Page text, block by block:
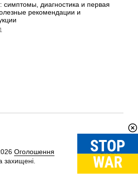
симптомы, диагностика и первая
рекомендации и
Оголошення
захищені.
Вгору